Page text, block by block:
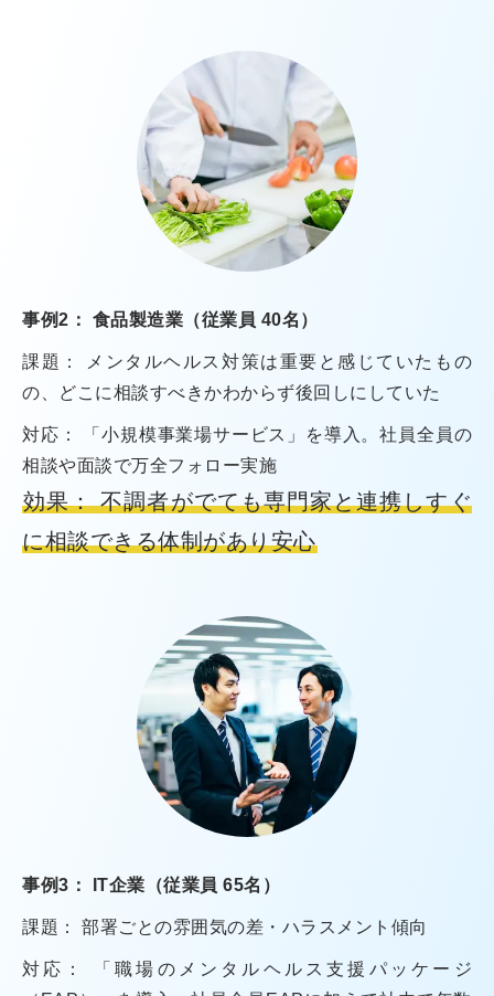
事例2： 食品製造業（従業員 40名）
課題： メンタルヘルス対策は重要と感じていたもの
の、どこに相談すべきかわからず後回しにしていた
対応： 「小規模事業場サービス」を導入。社員全員の
相談や面談で万全フォロー実施
効果： 不調者がでても専門家と連携しすぐ
に相談できる体制があり安心
事例3： IT企業（従業員 65名）
課題： 部署ごとの雰囲気の差・ハラスメント傾向
対応： 「職場のメンタルヘルス支援パッケージ